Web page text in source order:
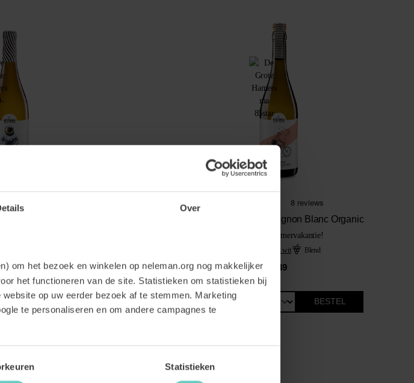
Over
om het bezoek en winkelen op neleman.org nog makkelijker
het functioneren van de site. Statistieken om statistieken bij
op uw eerder bezoek af te stemmen. Marketing
te personaliseren en om andere campagnes te
Statistieken
99
BESTEL
Bike Macabeo Sauvignon Blanc Organic
Gebottelde zomervakantie!
Fris & licht wit Blend
49
BESTEL